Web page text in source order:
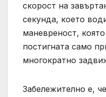
скорост на
секунда, което
маневреност,
постигната само
многократно
Забележително е,